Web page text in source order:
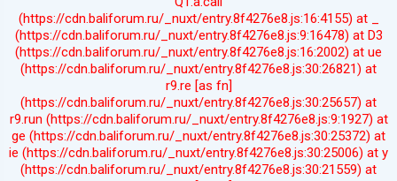
(https://cdn.baliforum.ru/_nuxt/entry.8f4276e8.js:16:4155) at _
(https://cdn.baliforum.ru/_nuxt/entry.8f4276e8.js:9:16478) at D3
(https://cdn.baliforum.ru/_nuxt/entry.8f4276e8.js:16:2002) at ue
(https://cdn.baliforum.ru/_nuxt/entry.8f4276e8.js:30:26821) at
r9.re [as fn]
(https://cdn.baliforum.ru/_nuxt/entry.8f4276e8.js:30:25657) at
r9.run (https://cdn.baliforum.ru/_nuxt/entry.8f4276e8.js:9:1927) at
ge (https://cdn.baliforum.ru/_nuxt/entry.8f4276e8.js:30:25372) at
ie (https://cdn.baliforum.ru/_nuxt/entry.8f4276e8.js:30:25006) at y
(https://cdn.baliforum.ru/_nuxt/entry.8f4276e8.js:30:21559) at